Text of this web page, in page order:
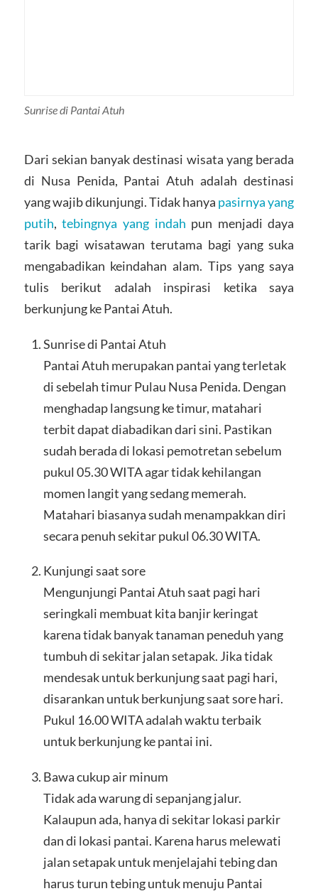
Sunrise di Pantai Atuh
Dari sekian banyak destinasi wisata yang berada
di Nusa Penida, Pantai Atuh adalah destinasi
yang wajib dikunjungi. Tidak hanya pasirnya yang
putih,tebingnya yang indah pun menjadi daya
tarik bagi wisatawan terutama bagi yang suka
mengabadikan keindahan alam. Tips yang saya
tulis berikut adalah inspirasi ketika saya
berkunjung ke Pantai Atuh.
Sunrise di Pantai Atuh
Pantai Atuh merupakan pantai yang terletak
di sebelah timur Pulau Nusa Penida. Dengan
menghadap langsung ke timur, matahari
terbit dapat diabadikan dari sini. Pastikan
sudah berada di lokasi pemotretan sebelum
pukul 05.30 WITA agar tidak kehilangan
momen langit yang sedang memerah.
Matahari biasanya sudah menampakkan diri
secara penuh sekitar pukul 06.30 WITA.
Kunjungi saat sore
Mengunjungi Pantai Atuh saat pagi hari
seringkali membuat kita banjir keringat
karena tidak banyak tanaman peneduh yang
tumbuh di sekitar jalan setapak. Jika tidak
mendesak untuk berkunjung saat pagi hari,
disarankan untuk berkunjung saat sore hari.
Pukul 16.00 WITA adalah waktu terbaik
untuk berkunjung ke pantai ini.
Bawa cukup air minum
Tidak ada warung di sepanjang jalur.
Kalaupun ada, hanya di sekitar lokasi parkir
dan di lokasi pantai. Karena harus melewati
jalan setapak untuk menjelajahi tebing dan
harus turun tebing untuk menuju Pantai